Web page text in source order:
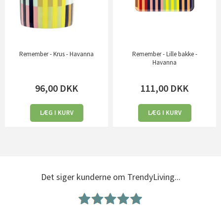
Remember - Krus - Havanna
96,00 DKK
LÆG I KURV
Remember - Lille bakke -
Havanna
111,00 DKK
LÆG I KURV
Det siger kunderne om TrendyLiving...